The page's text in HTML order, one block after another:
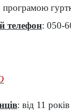
програмою
телефон: 050-
: від 11